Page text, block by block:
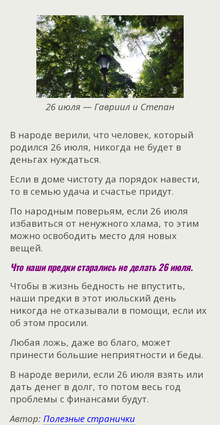
26 июля — Гавриил и Степан
В народе верили, что человек, который
родился 26 июля, никогда не будет в
деньгах нуждаться.
Если в доме чистоту да порядок навести,
то в семью удача и счастье придут.
По народным поверьям, если 26 июля
избавиться от ненужного хлама, то этим
можно освободить место для новых
вещей.
Что наши предки старались не делать 26 июля.
Чтобы в жизнь бедность не впустить,
наши предки в этот июльский день
никогда не отказывали в помощи, если их
об этом просили.
Любая ложь, даже во благо, может
принести большие неприятности и беды.
В народе верили, если 26 июля взять или
дать денег в долг, то потом весь год
проблемы с финансами будут.
Автор: Полезные странички